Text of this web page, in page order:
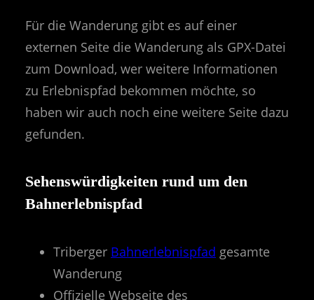
Für die Wanderung gibt es auf einer
externen Seite die Wanderung als GPX-Datei
zum Download, wer weitere Informationen
zu Erlebnispfad bekommen möchte, so
haben wir auch noch eine weitere Seite dazu
gefunden.
Sehenswürdigkeiten rund um den
Bahnerlebnispfad
Triberger Bahnerlebnispfad gesamte
Wanderung
Offizielle Webseite des